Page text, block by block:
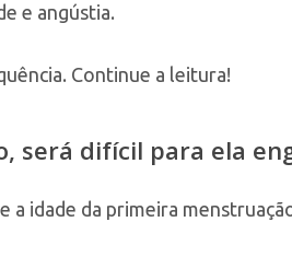
e angústia.
Continue a leitura!
será difícil para ela
a idade da primeira